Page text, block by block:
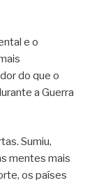
e o
do que o
a Guerra
Sumiu,
mentes mais
os países